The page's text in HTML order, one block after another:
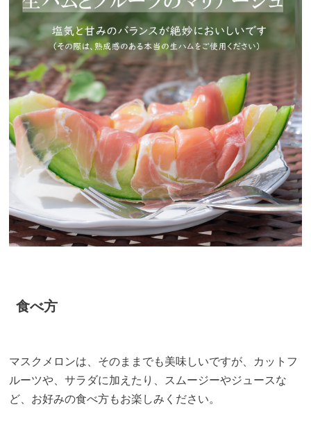
食べ方
マスクメロンは、そのままでも美味しいですが、カットフ
ルーツや、サラダに加えたり、スムージーやジュースな
ど、お好みの食べ方もお楽しみください。